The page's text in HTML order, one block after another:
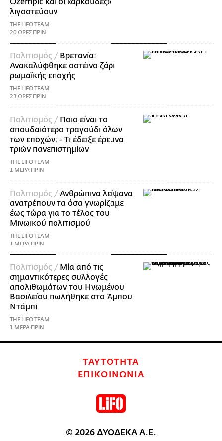
Ozempic και οι «αρκούδες»
λιγοστεύουν
THE LIFO TEAM
20 ΩΡΕΣ ΠΡΙΝ
Πολιτισμός / Βρετανία:
Ανακαλύφθηκε οστέινο ζάρι
ρωμαϊκής εποχής
THE LIFO TEAM
23 ΩΡΕΣ ΠΡΙΝ
Πολιτισμός / Ποιο είναι το
σπουδαιότερο τραγούδι όλων
των εποχών; - Τι έδειξε έρευνα
τριών πανεπιστημίων
THE LIFO TEAM
1 ΜΕΡΑ ΠΡΙΝ
Πολιτισμός /Ανθρώπινα λείψανα
ανατρέπουν τα όσα γνωρίζαμε
έως τώρα για το τέλος του
Μινωικού πολιτισμού
THE LIFO TEAM
1 ΜΕΡΑ ΠΡΙΝ
Πολιτισμός / Μία από τις
σημαντικότερες συλλογές
απολιθωμάτων του Ηνωμένου
Βασιλείου πωλήθηκε στο Άμπου
Ντάμπι
THE LIFO TEAM
1 ΜΕΡΑ ΠΡΙΝ
ΤΑΥΤΟΤΗΤΑ
ΕΠΙΚΟΙΝΩΝΙΑ
© 2026 ΔΥΟΔΕΚΑ Α.Ε.